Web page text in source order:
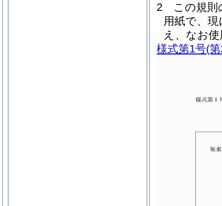
2
この規則
用紙で、
え、なお
様式第1号(